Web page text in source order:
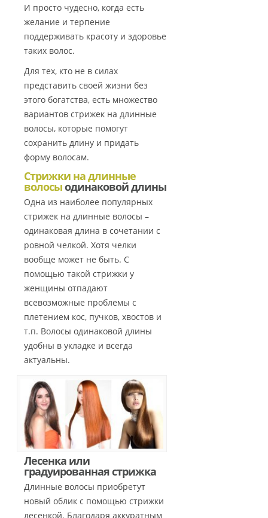
И просто чудесно, когда есть
желание и терпение
поддерживать красоту и здоровье
таких волос.
Для тех, кто не в силах
представить своей жизни без
этого богатства, есть множество
вариантов стрижек на длинные
волосы, которые помогут
сохранить длину и придать
форму волосам.
Стрижки на длинные
волосыодинаковой длины
Одна из наиболее популярных
стрижек на длинные волосы –
одинаковая длина в сочетании с
ровной челкой. Хотя челки
вообще может не быть. С
помощью такой стрижки у
женщины отпадают
всевозможные проблемы с
плетением кос, пучков, хвостов и
т.п. Волосы одинаковой длины
удобны в укладке и всегда
актуальны.
Лесенка или
градуированная стрижка
Длинные волосы приобретут
новый облик с помощью стрижки
лесенкой. Благодаря аккуратным